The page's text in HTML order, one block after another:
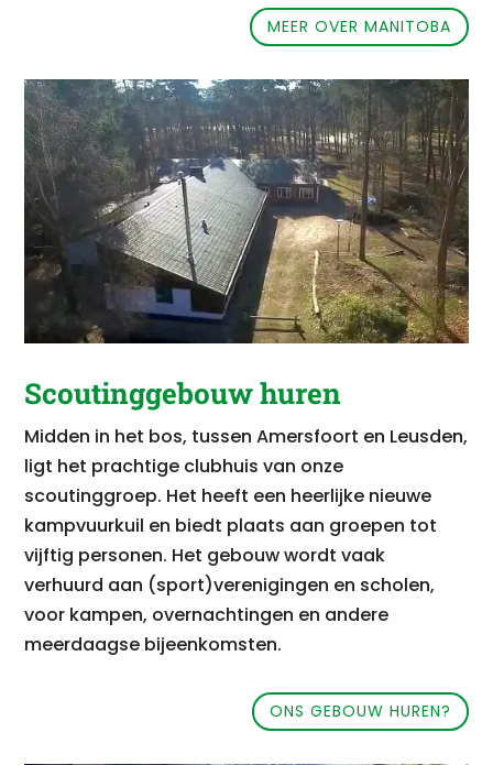
MEER OVER MANITOBA
Scoutinggebouw huren
Midden in het bos, tussen Amersfoort en Leusden,
ligt het prachtige clubhuis van onze
scoutinggroep. Het heeft een heerlijke nieuwe
kampvuurkuil en biedt plaats aan groepen tot
vijftig personen. Het gebouw wordt vaak
verhuurd aan (sport)verenigingen en scholen,
voor kampen, overnachtingen en andere
meerdaagse bijeenkomsten.
ONS GEBOUW HUREN?